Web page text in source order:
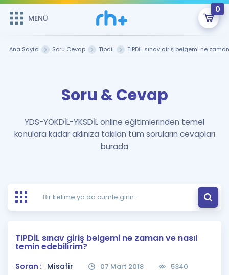
MENÜ
0
Şifremi Hatırlamıyorum
GİRİŞ YAP
Remzi Hoca ile seni sınava hazırlayacak onlarca eğitim seni
bekliyor!
MENÜ
Çalışma Paketleri
Kitaplar ve Kaynaklar
Ücretsiz Kaynaklar
Puan Hesaplama
Rehberlik Aracı
Blog
İngilizce Gramer
Hakkımızda
Ana Sayfa Soru Cevap Tipdil TIPDİL sınav giriş belgemi ne
Soru & Cevap
YDS-YÖKDİL-YKSDİL online eğitimlerinden temel
konulara kadar aklınıza takılan tüm soruların cevapları
burada
TIPDİL sınav giriş belgemi ne zaman ve nasıl
temin edebilirim?
Soran : Misafir 07 Mart 2018 5340